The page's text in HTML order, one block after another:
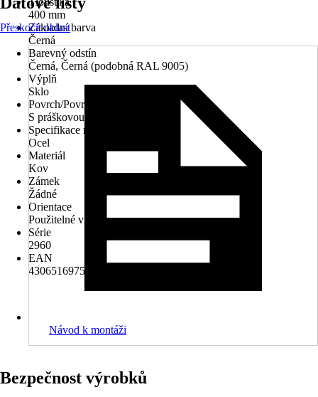
400 mm
Základní barva
Černá
Barevný odstín
Černá, Černá (podobná RAL 9005)
Výplň
Sklo
Povrch/Povrchová úprava
S práškovou úpravou
Specifikace materiálu
Ocel
Materiál
Kov
Zámek
Žádné
Orientace
Použitelné vlevo/ vpravo
Série
2960
EAN
4306516975839
Přeskočit oblast
Návod k montáži
Bezpečnost výrobků